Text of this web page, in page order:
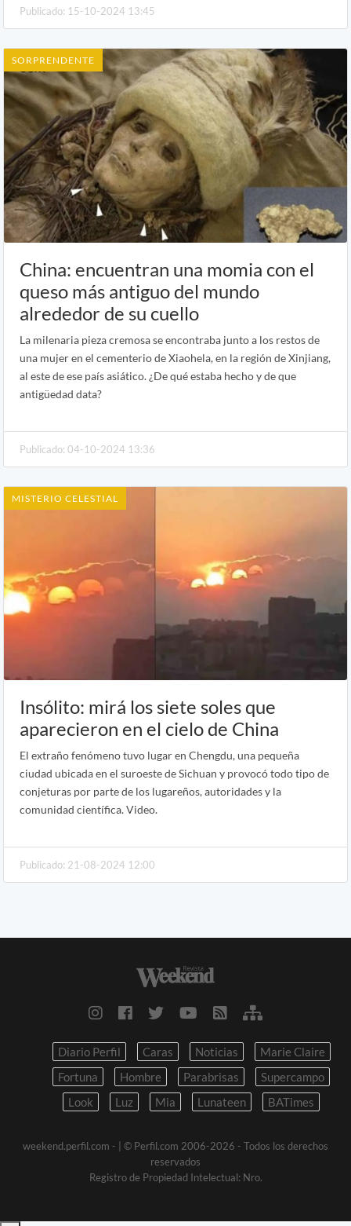
Publicado: 15-10-2024 13:45
SORPRENDENTE
China: encuentran una momia con el
queso más antiguo del mundo
alrededor de su cuello
La milenaria pieza cremosa se encontraba junto a los restos de
una mujer en el cementerio de Xiaohela, en la región de Xinjiang,
al este de ese país asiático. ¿De qué estaba hecho y de que
antigüedad data?
Publicado: 04-10-2024 13:36
MISTERIO CELESTIAL
Insólito: mirá los siete soles que
aparecieron en el cielo de China
El extraño fenómeno tuvo lugar en Chengdu, una pequeña
ciudad ubicada en el suroeste de Sichuan y provocó todo tipo de
conjeturas por parte de los lugareños, autoridades y la
comunidad científica. Video.
Publicado: 21-08-2024 12:00
Diario Perfil Caras Noticias
Marie Claire
Fortuna
Hombre Parabrisas
Supercampo
Look
Luz Mia Lunateen BATimes
weekend.perfil.com -
| © Perfil.com 2006-2026 - Todos los derechos
reservados
Registro de Propiedad Intelectual: Nro.